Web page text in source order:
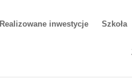
Realizowane inwestycje Szkoła